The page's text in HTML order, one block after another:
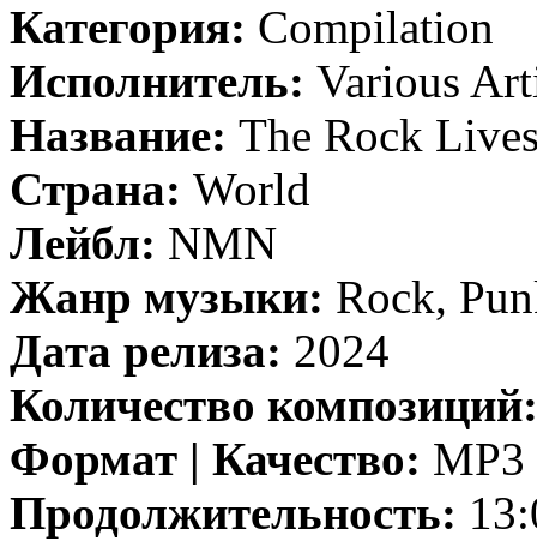
Категория: Compilation
Исполнитель: Various
Название: The Rock
Страна: World
Лейбл: NMN
Жанр музыки: Rock,
Дата релиза: 2024
Количество композиций:
Формат | Качество: MP3
Продолжительность: